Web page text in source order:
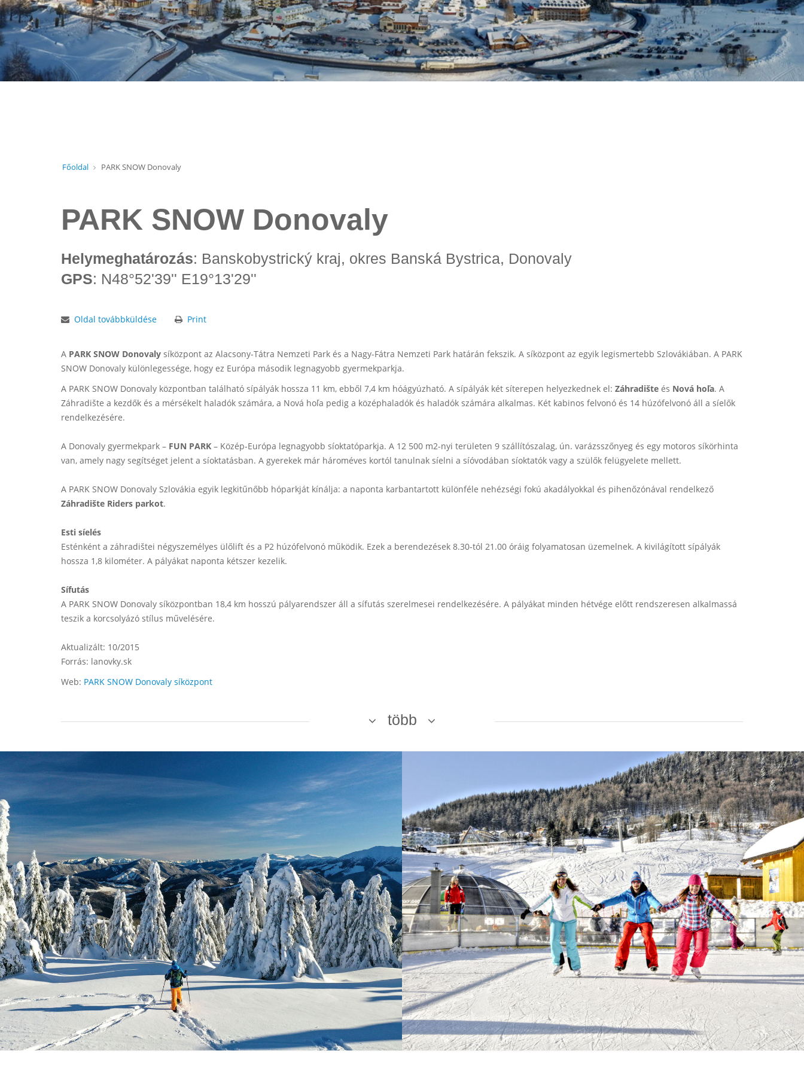
Főoldal PARK SNOW Donovaly
PARK SNOW Donovaly
Helymeghatározás: Banskobystrický kraj, okres Banská Bystrica, Donovaly
GPS: N48°52'39'' E19°13'29''
Oldal továbbküldése Print
A PARK SNOW Donovaly síközpont az Alacsony-Tátra Nemzeti Park és a Nagy-Fátra Nemzeti Park határán fekszik. A síközpont az egyik legismertebb Szlovákiában. A PARK
SNOW Donovaly különlegessége, hogy ez Európa második legnagyobb gyermekparkja.
A PARK SNOW Donovaly központban található sípályák hossza 11 km, ebből 7,4 km hóágyúzható. A sípályák két síterepen helyezkednek el: Záhradište és Nová hoľa. A
Záhradište a kezdők és a mérsékelt haladók számára, a Nová hoľa pedig a középhaladók és haladók számára alkalmas. Két kabinos felvonó és 14 húzófelvonó áll a síelők
rendelkezésére.
A Donovaly gyermekpark – FUN PARK – Közép-Európa legnagyobb síoktatóparkja. A 12 500 m2-nyi területen 9 szállítószalag, ún. varázsszőnyeg és egy motoros síkörhinta
van, amely nagy segítséget jelent a síoktatásban. A gyerekek már hároméves kortól tanulnak síelni a síóvodában síoktatók vagy a szülők felügyelete mellett.
A PARK SNOW Donovaly Szlovákia egyik legkitűnőbb hóparkját kínálja: a naponta karbantartott különféle nehézségi fokú akadályokkal és pihenőzónával rendelkező
Záhradište Riders parkot.
Esti síelés
Esténként a záhradištei négyszemélyes ülőlift és a P2 húzófelvonó működik. Ezek a berendezések 8.30-tól 21.00 óráig folyamatosan üzemelnek. A kivilágított sípályák
hossza 1,8 kilométer. A pályákat naponta kétszer kezelik.
Sífutás
A PARK SNOW Donovaly síközpontban 18,4 km hosszú pályarendszer áll a sífutás szerelmesei rendelkezésére. A pályákat minden hétvége előtt rendszeresen alkalmassá
teszik a korcsolyázó stílus művelésére.
Aktualizált: 10/2015
Forrás: lanovky.sk
Web: PARK SNOW Donovaly síközpont
több